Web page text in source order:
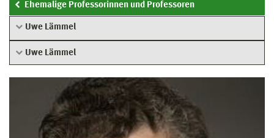
Ehemalige Professorinnen und Professoren
Uwe Lämmel
Uwe Lämmel